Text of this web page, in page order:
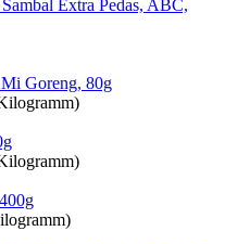
Sambal Extra Pedas, ABC,
Goreng, 80g